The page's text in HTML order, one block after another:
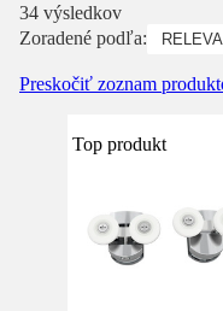
34 výsledkov
Zoradené podľa:
Preskočiť zoznam
Top produkt